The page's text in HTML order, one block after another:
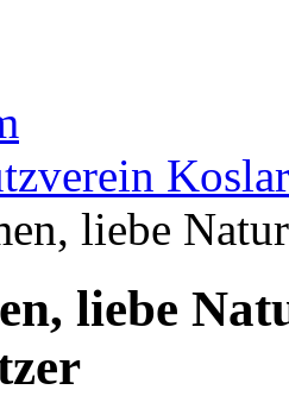
liebe
liebe